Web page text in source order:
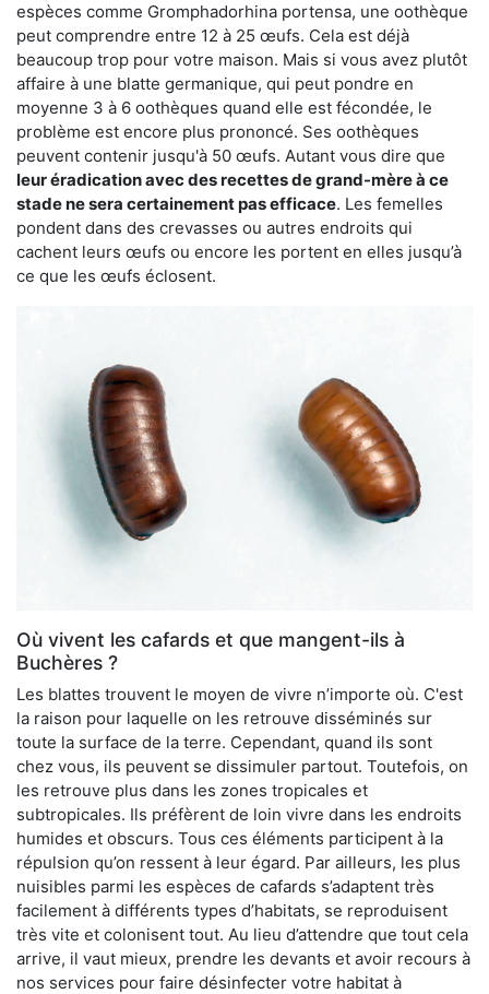
espèces comme Gromphadorhina portensa, une oothèque
peut comprendre entre 12 à 25 œufs. Cela est déjà
beaucoup trop pour votre maison. Mais si vous avez plutôt
affaire à une blatte germanique, qui peut pondre en
moyenne 3 à 6 oothèques quand elle est fécondée, le
problème est encore plus prononcé. Ses oothèques
peuvent contenir jusqu'à 50 œufs. Autant vous dire que
leur éradication avec des recettes de grand-mère à ce
stade ne sera certainement pas efficace. Les femelles
pondent dans des crevasses ou autres endroits qui
cachent leurs œufs ou encore les portent en elles jusqu’à
ce que les œufs éclosent.
Où vivent les cafards et que mangent-ils à
Buchères ?
Les blattes trouvent le moyen de vivre n’importe où. C'est
la raison pour laquelle on les retrouve disséminés sur
toute la surface de la terre. Cependant, quand ils sont
chez vous, ils peuvent se dissimuler partout. Toutefois, on
les retrouve plus dans les zones tropicales et
subtropicales. Ils préfèrent de loin vivre dans les endroits
humides et obscurs. Tous ces éléments participent à la
répulsion qu’on ressent à leur égard. Par ailleurs, les plus
nuisibles parmi les espèces de cafards s’adaptent très
facilement à différents types d’habitats, se reproduisent
très vite et colonisent tout. Au lieu d’attendre que tout cela
arrive, il vaut mieux, prendre les devants et avoir recours à
nos services pour faire désinfecter votre habitat à